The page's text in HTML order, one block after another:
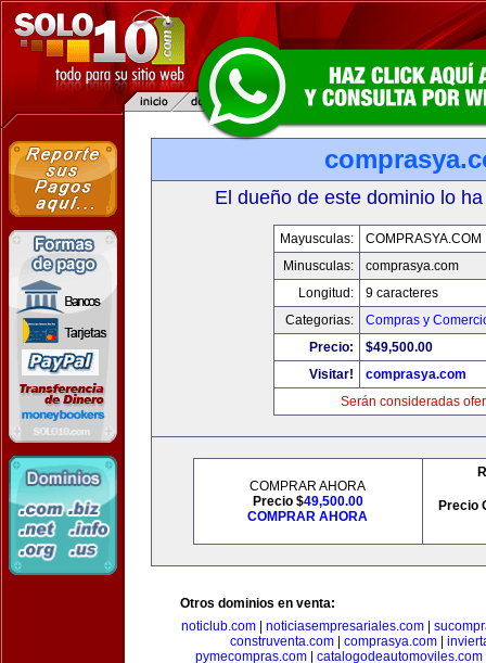
El dueño de este dominio lo
Mayusculas:
COMPRASYA.COM
Minusculas:
comprasya.com
Longitud:
9 caracteres
Categorias:
Compras y
Precio:
$49,500.00
Visitar!
comprasya.com
Serán consideradas
COMPRAR AHORA
Precio $49,500.00
COMPRAR AHORA
Precio
Otros dominios en venta:
noticlub.com| noticiasempresariales.com|
construventa.com| comprasya.com|
pymecompras.com| catalogodeautomoviles.com